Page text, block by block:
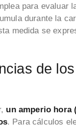
para evaluar
durante la
medida se
de
un amperio hora
. Para cálculos